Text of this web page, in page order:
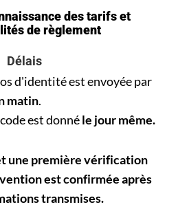
des tarifs et
de règlement
Délais
d'identité est envoyée par
matin.
est donnéle jour même.
une première vérification
est confirmée après
transmises.